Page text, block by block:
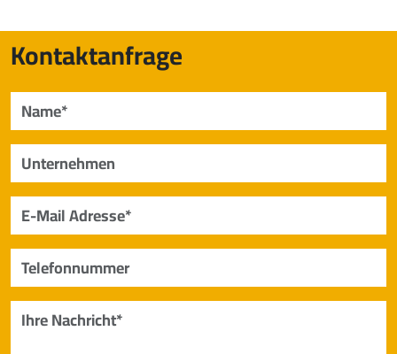
Kontaktanfrage